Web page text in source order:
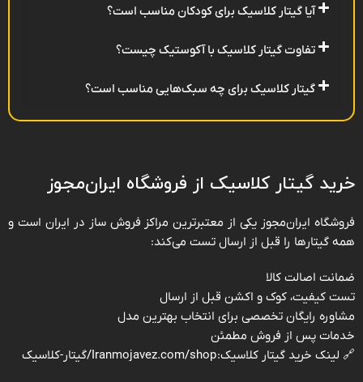
آیا گیتار کلاسیک برای کودکان مناسب است؟
تفاوت گیتار کلاسیک با آکوستیک چیست؟
گیتار کلاسیک برای چه سبک‌هایی مناسب است؟
خرید گیتار کلاسیک از فروشگاه ایران‌مجوز
فروشگاه ایران‌مجوز یکی از معتبرترین مراکز فروش ساز در ایران است و
همه گیتارها را قبل از ارسال تست می‌کند:
ضمانت اصالت کالا
تست کیفیت، کوک و اکشن قبل از ارسال
مشاوره رایگان تخصصی برای انتخاب بهترین مدل
خدمات پس از فروش مطمئن
🔗 لینک خرید گیتار کلاسیک:Iranmojavez.com/shop/گیتار-کلاسیک